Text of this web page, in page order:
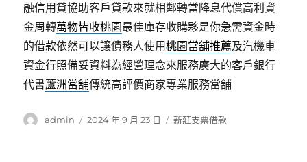
融信用貸協助客戶貸款來就相鄰轉當降息代償高利資
金周轉萬物皆收桃園最佳庫存收購夥是你急需資金時
的借款依然可以讓債務人使用桃園當舖推薦及汽機車
資金行照備妥資料為經營理念來服務廣大的客戶銀行
代書蘆洲當舖傳統高評價商家專業服務當舖
作
admin
發
2024 年 9 月 23 日
分
新莊支票借款